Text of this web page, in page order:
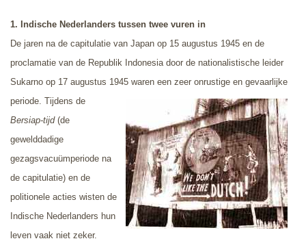
1. Indische Nederlanders tussen twee vuren in
De jaren na de capitulatie van Japan op 15 augustus 1945 en de
proclamatie van de Republik Indonesia door de nationalistische leider
Sukarno op 17 augustus 1945 waren een zeer onrustige en gevaarlijke
periode. Tijdens de
Bersiap-tijd(de
gewelddadige
gezagsvacuümperiode na
de capitulatie) en de
politionele acties wisten de
Indische Nederlanders hun
leven vaak niet zeker.